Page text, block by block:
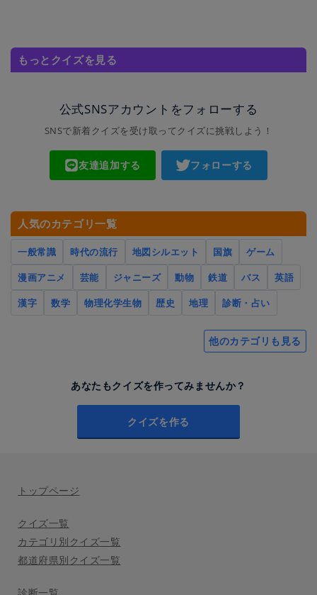
もっとクイズを見る
公式SNSアカウントをフォローする
SNSで新着クイズを受け取ってクイズに挑戦しよう！
友達追加する フォローする
人気のカテゴリ一覧
一般常識 時代の流行 地図シルエット 国旗
ゲーム
漫画アニメ
芸能 ジャニーズ 動物 鉄道 バス
英語
漢字
数学 物理化学生物 歴史 地理 診断・占い
他のカテゴリも見る
あなたもクイズを作ってみませんか？
クイズを作る
トップページ
クイズ一覧
カテゴリ別クイズ一覧
都道府県別クイズ一覧